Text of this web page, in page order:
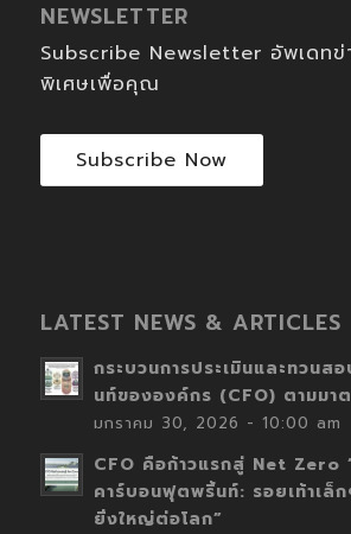
NEWSLETTER
Subscribe Newsletter อัพเดทข่
พิเศษเพื่อคุณ
Subscribe Now
LATEST NEWS & ARTICLES
กระบวนการประเมินและทวน
นท์ขององค์กร (CFO) ตามมา
มกราคม 30, 2026 - 10:00 am
CFO คือก้าวแรกสู่ Net Zero
คาร์บอนฟุตพริ้นท์: รอยเท้าเล็
ยิ่งใหญ่ต่อโลก”